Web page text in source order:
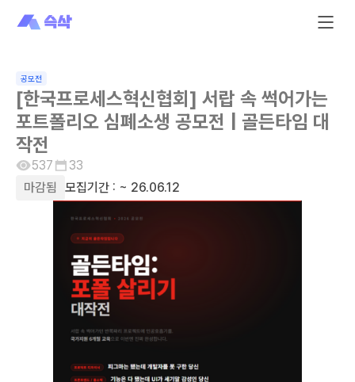
공모전
[한국프로세스혁신협회] 서랍 속 썩어가는
포트폴리오 심폐소생 공모전 | 골든타임 대
작전
537
33
마감됨
모집기간 : ~ 26.06.12